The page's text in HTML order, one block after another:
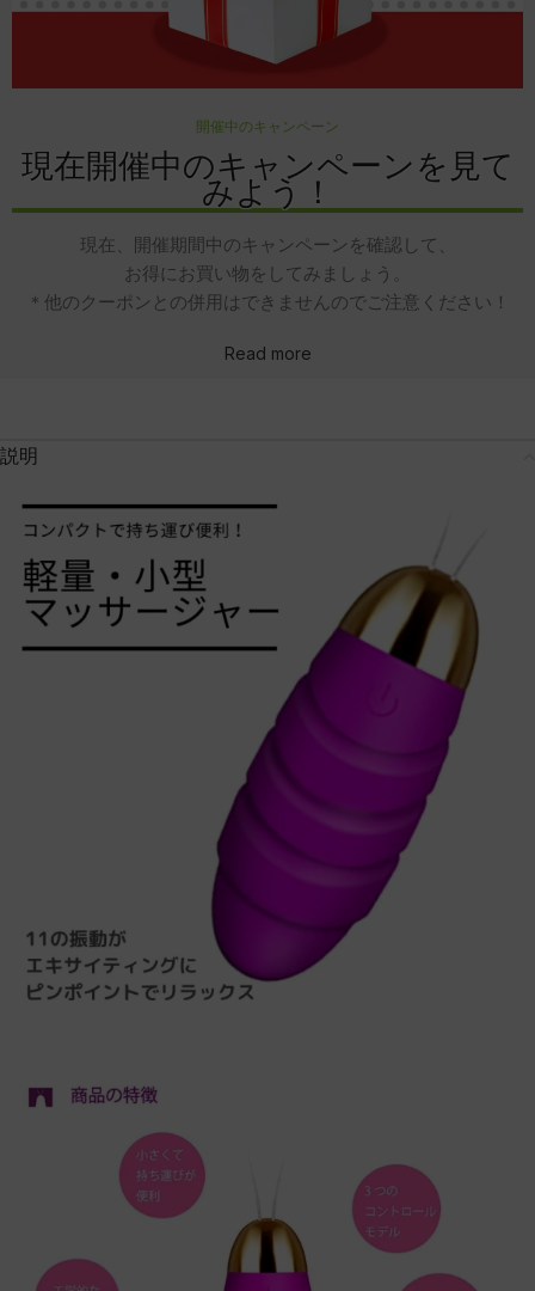
開催中のキャンペーン
現在開催中のキャンペーンを見て
みよう！
現在、開催期間中のキャンペーンを確認して、
お得にお買い物をしてみましょう。
＊他のクーポンとの併用はできませんのでご注意ください！
Read more
説明